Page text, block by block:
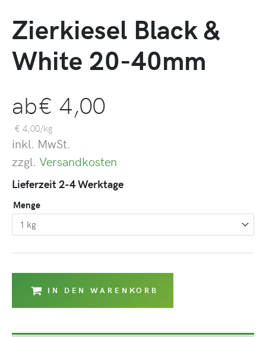
Zierkiesel Black &
White 20-40mm
ab€ 4,00
€ 4,00/kg
inkl. MwSt.
zzgl. Versandkosten
Lieferzeit 2-4 Werktage
Menge
IN DEN WARENKORB